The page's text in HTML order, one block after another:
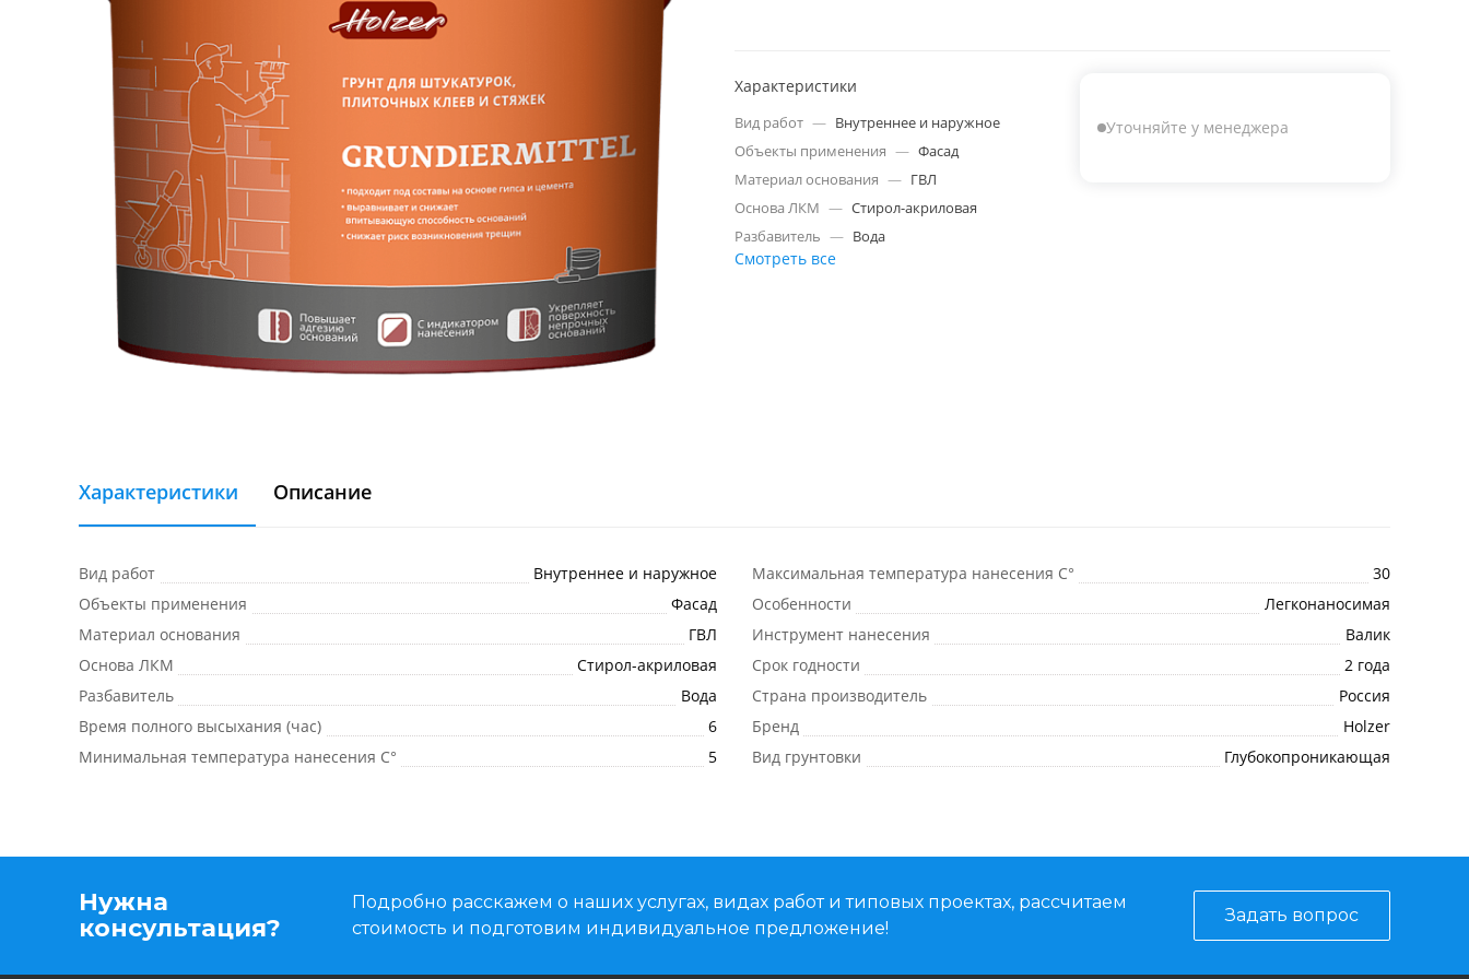
Характеристики
Вид работ — Внутреннее и наружное
Объекты применения — Фасад
Материал основания — ГВЛ
Основа ЛКМ — Стирол-акриловая
Разбавитель — Вода
Смотреть все
Уточняйте у менеджера
Характеристики Описание
Вид работ
Внутреннее и наружное
Объекты применения
Фасад
Материал основания
ГВЛ
Основа ЛКМ
Стирол-акриловая
Разбавитель
Вода
Время полного высыхания (час)
6
Минимальная температура нанесения C°
5
Максимальная температура нанесения C°
30
Особенности
Легконаносимая
Инструмент нанесения
Валик
Срок годности
2 года
Страна производитель
Россия
Бренд
Holzer
Вид грунтовки
Глубокопроникающая
Нужна
консультация?
Подробно расскажем о наших услугах, видах работ и типовых проектах, рассчитаем
стоимость и подготовим индивидуальное предложение!
Задать вопрос